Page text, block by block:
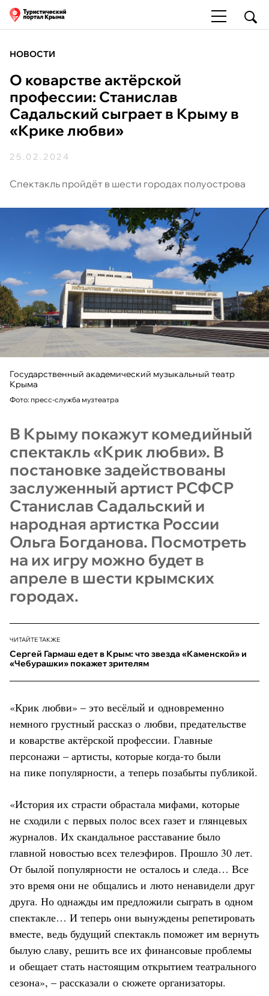
НОВОСТИ
О коварстве актёрской
профессии: Станислав
Садальский сыграет в Крыму в
«Крике любви»
25.02.2024
Спектакль пройдёт в шести городах полуострова
Государственный академический музыкальный театр
Крыма
Фото: пресс-служба музтеатра
В Крыму покажут комедийный
спектакль «Крик любви». В
постановке задействованы
заслуженный артист РСФСР
Станислав Садальский и
народная артистка России
Ольга Богданова. Посмотреть
на их игру можно будет в
апреле в шести крымских
городах.
ЧИТАЙТЕ ТАКЖЕ
Сергей Гармаш едет в Крым: что звезда «Каменской» и
«Чебурашки» покажет зрителям
«Крик любви» – это весёлый и одновременно
немного грустный рассказ о любви, предательстве
и коварстве актёрской профессии. Главные
персонажи – артисты, которые когда-то были
на пике популярности, а теперь позабыты публикой.
«История их страсти обрастала мифами, которые
не сходили с первых полос всех газет и глянцевых
журналов. Их скандальное расставание было
главной новостью всех телеэфиров. Прошло 30 лет.
От былой популярности не осталось и следа… Все
это время они не общались и люто ненавидели друг
друга. Но однажды им предложили сыграть в одном
спектакле… И теперь они вынуждены репетировать
вместе, ведь будущий спектакль поможет им вернуть
былую славу, решить все их финансовые проблемы
и обещает стать настоящим открытием театрального
сезона», – рассказали о сюжете организаторы.